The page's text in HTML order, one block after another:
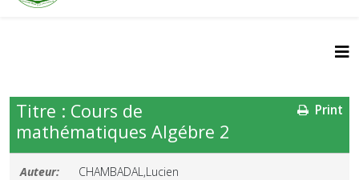
Print
Titre : Cours de
mathématiques Algébre 2
Auteur: CHAMBADAL,Lucien